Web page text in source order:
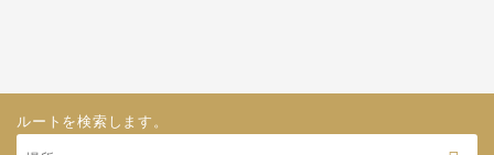
ルートを検索します。